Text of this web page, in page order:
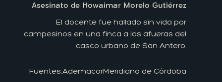
Asesinato de Howaimar Morelo Gutiérrez
El docente fue hallado sin vida por
campesinos en una finca a las afueras del
casco urbano de San Antero.
Fuentes:AdemacorMeridiano de Córdoba